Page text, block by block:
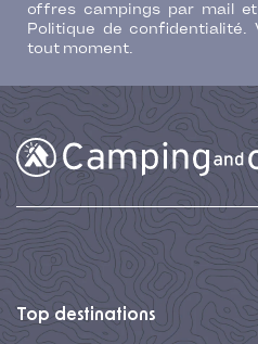
offres campings par mail
Politique de confidentialité.
tout moment.
Top destinations